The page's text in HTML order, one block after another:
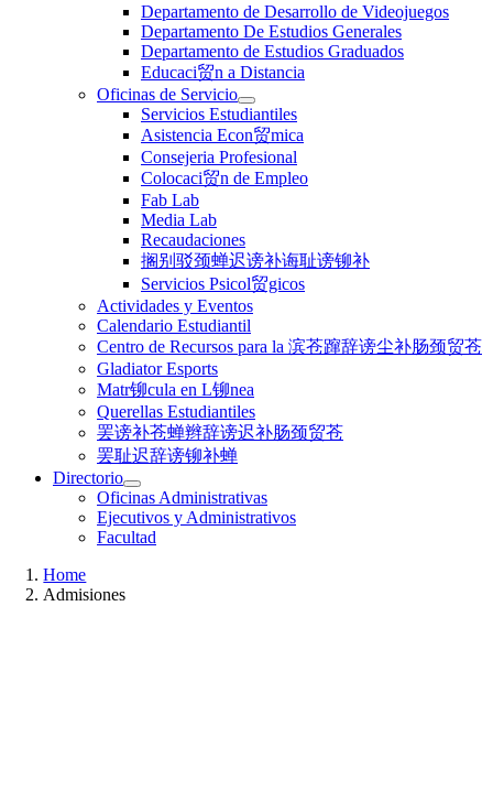
Departamento de Desarrollo de Videojuegos
Departamento De Estudios Generales
Departamento de Estudios Graduados
Educaci贸n a Distancia
Oficinas de Servicio
Servicios Estudiantiles
Asistencia Econ贸mica
Consejeria Profesional
Colocaci贸n de Empleo
Fab Lab
Media Lab
Recaudaciones
搁别驳颈蝉迟谤补诲耻谤铆补
Servicios Psicol贸gicos
Actividades y Eventos
Calendario Estudiantil
Centro de Recursos para la 滨苍蹿辞谤尘补肠颈贸苍
Gladiator Esports
Matr铆cula en L铆nea
Querellas Estudiantiles
罢谤补苍蝉辫辞谤迟补肠颈贸苍
罢耻迟辞谤铆补蝉
Directorio
Oficinas Administrativas
Ejecutivos y Administrativos
Facultad
Home
Admisiones